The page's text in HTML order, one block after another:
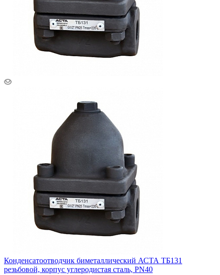
Конденсатоотводчик биметаллический АСТА ТБ131
резьбовой, корпус углеродистая сталь, PN40